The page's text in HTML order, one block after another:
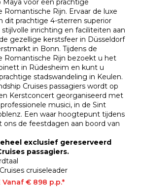
Maya voor een prachtige
Romantische Rijn. Ervaar de luxe
dit prachtige 4-sterren superior
inrichting en faciliteiten aan
gezellige kerstsfeer in Düsseldorf
in Bonn. Tijdens de
Romantische Rijn bezoekt u het
in Rüdesheim en kunt u
stadswandeling in Keulen.
Cruises passagiers wordt op
Kerstconcert georganiseerd met
musici, in de Sint
Een waar hoogtepunt tijdens
ons de feestdagen aan boord van
exclusief gereserveerd
passagiers.
cruiseleader
Vanaf € 898 p.p.*